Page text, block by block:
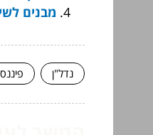
מבנים
נדל"ן